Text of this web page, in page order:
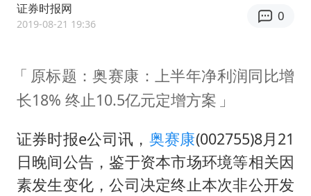
新疆生产建设兵团生态环境局原局长被查
白海豚路径图
国乒连续两站无缘冠军
上海地铁4条线路全线停运
5万小车卖不动 微型代步车集体遇冷
4.2平卫生间补漏注胶花1.55万
证券时报网
2019-08-21 19:36
0
原标题：奥赛康：上半年净利润同比增
长18% 终止10.5亿元定增方案
证券时报e公司讯， 奥赛康(002755)8月21
日晚间公告，鉴于资本市场环境等相关因
素发生变化，公司决定终止本次非公开发